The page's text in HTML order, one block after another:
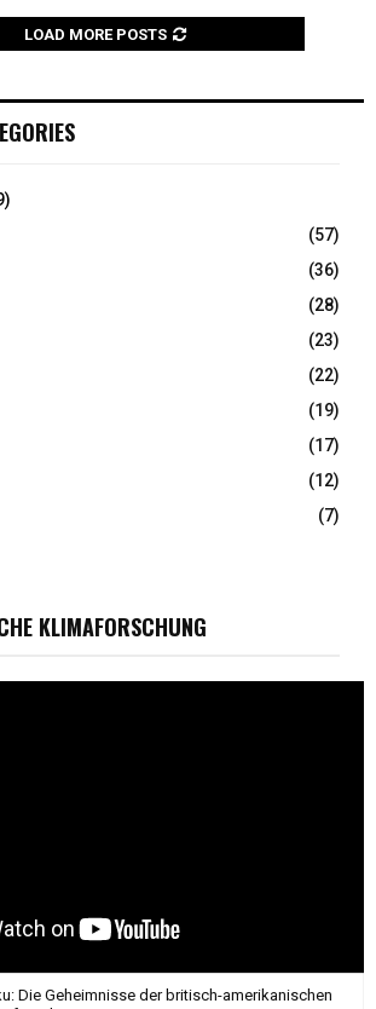
LOAD MORE POSTS
(57)
(36)
(28)
(23)
(22)
(19)
(17)
(12)
(7)
KLIMAFORSCHUNG
Die Geheimnisse der britisch-amerikanischen